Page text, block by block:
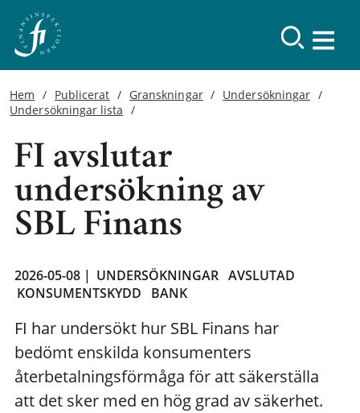
Hem Publicerat Granskningar
Undersökningar
Undersökningar lista
FI avslutar
undersökning av
SBL Finans
2026-05-08 | UNDERSÖKNINGAR AVSLUTAD
KONSUMENTSKYDD
BANK
FI har undersökt hur SBL Finans har
bedömt enskilda konsumenters
återbetalningsförmåga för att säkerställa
att det sker med en hög grad av säkerhet.